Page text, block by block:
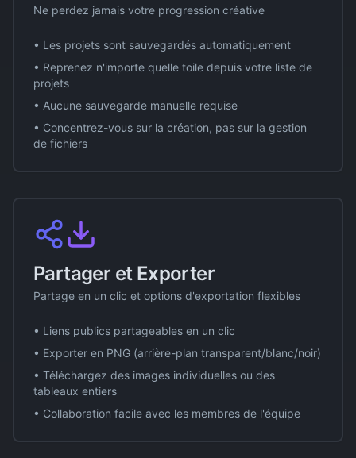
Ne perdez jamais votre progression créative
• Les projets sont sauvegardés automatiquement
• Reprenez n'importe quelle toile depuis votre liste de
projets
• Aucune sauvegarde manuelle requise
• Concentrez-vous sur la création, pas sur la gestion
de fichiers
Partager et Exporter
Partage en un clic et options d'exportation flexibles
• Liens publics partageables en un clic
• Exporter en PNG (arrière-plan transparent/blanc/noir)
• Téléchargez des images individuelles ou des
tableaux entiers
• Collaboration facile avec les membres de l'équipe